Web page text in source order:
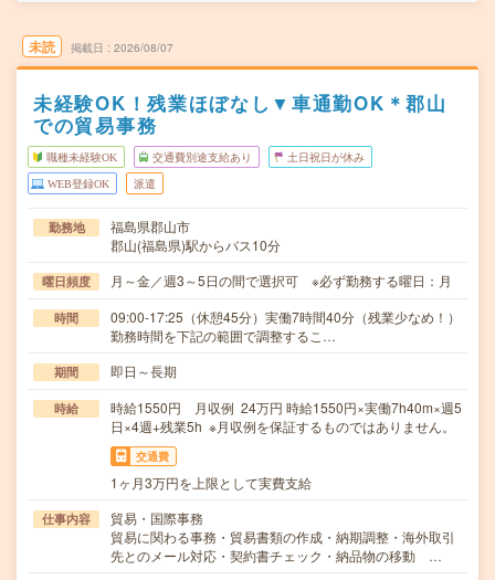
未読 掲載日 2026/08/07
未経験OK！残業ほぼなし▼車通勤OK＊郡山
での貿易事務
職種未経験OK 交通費別途支給あり 土日祝日が休み
WEB登録OK 派遣
勤務地
福島県郡山市
郡山(福島県)駅からバス10分
曜日頻度 月～金／週3～5日の間で選択可 ※必ず勤務する曜日：月
時間
09:00-17:25（休憩45分）実働7時間40分（残業少なめ！）
勤務時間を下記の範囲で調整するこ…
期間 即日～長期
時給
時給1550円 月収例 24万円 時給1550円×実働7h40m×週5
日×4週+残業5h ※月収例を保証するものではありません。
交通費
1ヶ月3万円を上限として実費支給
仕事内容
貿易・国際事務
貿易に関わる事務・貿易書類の作成・納期調整・海外取引
先とのメール対応・契約書チェック・納品物の移動 …